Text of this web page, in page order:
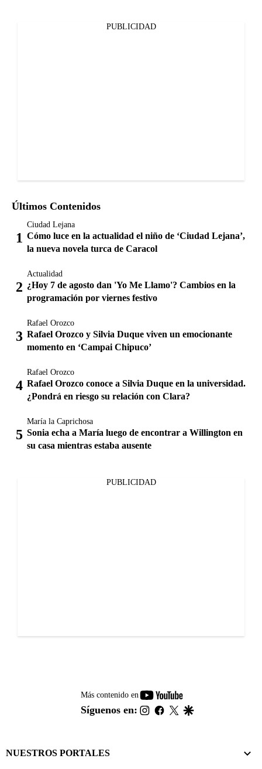
PUBLICIDAD
Últimos Contenidos
Ciudad Lejana
Cómo luce en la actualidad el niño de ‘Ciudad Lejana’,
la nueva novela turca de Caracol
Actualidad
¿Hoy 7 de agosto dan 'Yo Me Llamo'? Cambios en la
programación por viernes festivo
Rafael Orozco
Rafael Orozco y Silvia Duque viven un emocionante
momento en ‘Campai Chipuco’
Rafael Orozco
Rafael Orozco conoce a Silvia Duque en la universidad.
¿Pondrá en riesgo su relación con Clara?
María la Caprichosa
Sonia echa a María luego de encontrar a Willington en
su casa mientras estaba ausente
PUBLICIDAD
Más contenido en
youtube-
footer
Síguenos en: instagram
facebook
twitter
NUESTROS PORTALES